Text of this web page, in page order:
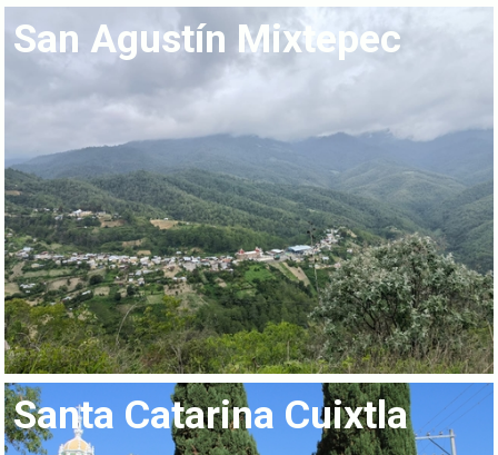
San Agustín Mixtepec
Santa Catarina Cuixtla